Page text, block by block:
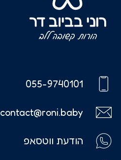
055-9740101
contact@roni.baby
הודעת ווטסאפ